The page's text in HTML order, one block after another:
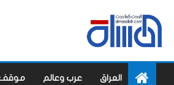
العراق عرب وعالم موقف